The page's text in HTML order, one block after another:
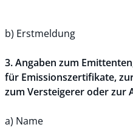
b) Erstmeldung
3. Angaben zum
für Emissionszertifikate,
zum Versteigerer oder zur
a) Name